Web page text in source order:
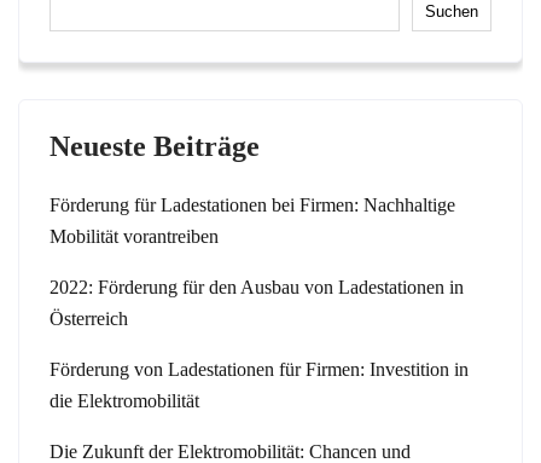
Suchen
Neueste Beiträge
Förderung für Ladestationen bei Firmen: Nachhaltige
Mobilität vorantreiben
2022: Förderung für den Ausbau von Ladestationen in
Österreich
Förderung von Ladestationen für Firmen: Investition in
die Elektromobilität
Die Zukunft der Elektromobilität: Chancen und